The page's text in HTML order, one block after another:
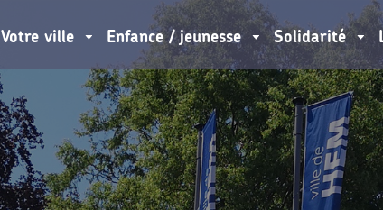
Votre ville Enfance / jeunesse Solidarité